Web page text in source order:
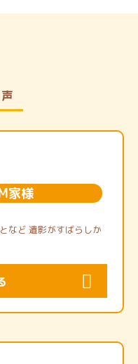
家様
など 遺影がすばらしか